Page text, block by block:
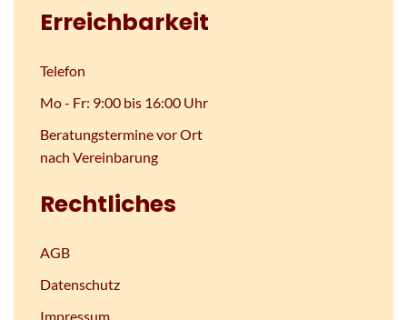
Erreichbarkeit
Telefon
Mo - Fr: 9:00 bis 16:00 Uhr
Beratungstermine vor Ort
nach Vereinbarung
Rechtliches
AGB
Datenschutz
Impressum